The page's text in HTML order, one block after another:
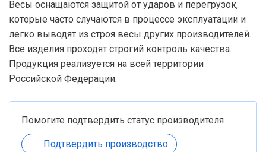
Весы оснащаются защитой от ударов и перегрузок,
которые часто случаются в процессе эксплуатации и
легко выводят из строя весы других производителей.
Все изделия проходят строгий контроль качества.
Продукция реализуется на всей территории
Российской Федерации.
Помогите подтвердить статус производителя
Подтвердить производство